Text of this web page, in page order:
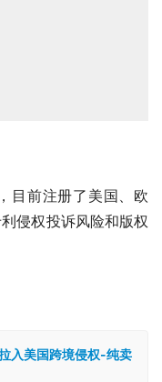
目前注册了美国、欧
侵权投诉风险和版权
入美国跨境侵权-纯卖